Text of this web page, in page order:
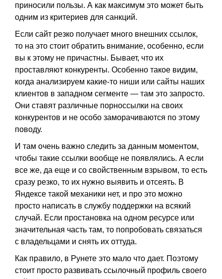
приносили пользы. А как максимум это может быть
одним из критериев для санкций.
Если сайт резко получает много внешних ссылок,
то на это стоит обратить внимание, особенно, если
вы к этому не причастны. Бывает, что их
проставляют конкуренты. Особенно такое видим,
когда анализируем какие-то ниши или сайты наших
клиентов в западном сегменте — там это запросто.
Они ставят различные порноссылки на своих
конкурентов и не особо заморачиваются по этому
поводу.
И там очень важно следить за данным моментом,
чтобы такие ссылки вообще не появлялись. А если
все же, да еще и со свойственным взрывом, то есть
сразу резко, то их нужно выявить и отсеять. В
Яндексе такой механики нет, и про это можно
просто написать в службу поддержки на всякий
случай. Если простановка на одном ресурсе или
значительная часть там, то попробовать связаться
с владельцами и снять их оттуда.
Как правило, в Рунете это мало что дает. Поэтому
стоит просто развивать ссылочный профиль своего